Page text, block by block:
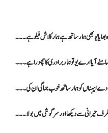
بھایا یو بھی ہمار ساتھ ہے ہمار کلاش فیلو ہے۔۔۔
آیا ارے یو تو ہمار برادری کا چھورا ہے ۔۔۔
ایہناں کو ہمار ساتھ خوب جما گی ان کی۔۔۔
حیرانی سے دیکھا اور سرگوشی میں بولا۔۔۔